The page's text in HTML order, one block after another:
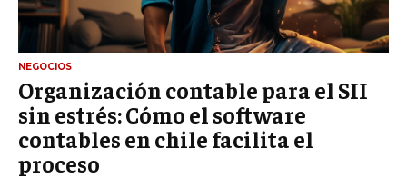
NEGOCIOS
Organización contable para el SII
sin estrés: Cómo el software
contables en chile facilita el
proceso